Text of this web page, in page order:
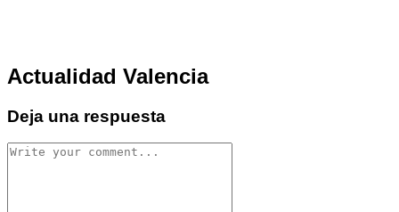
Actualidad Valencia
Deja una respuesta